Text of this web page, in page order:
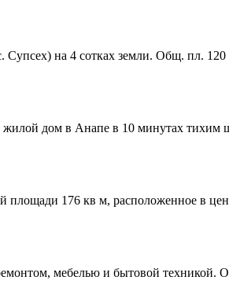
на 4 сотках земли. Общ. пл.
дом в Анапе в 10 минутах тихим
площади 176 кв м, расположенное в
мебелью и бытовой техникой.